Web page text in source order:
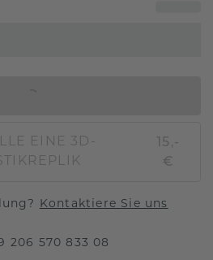
EINE 3D-
15,-
€
Kontaktiere Sie uns
206 570 833 08